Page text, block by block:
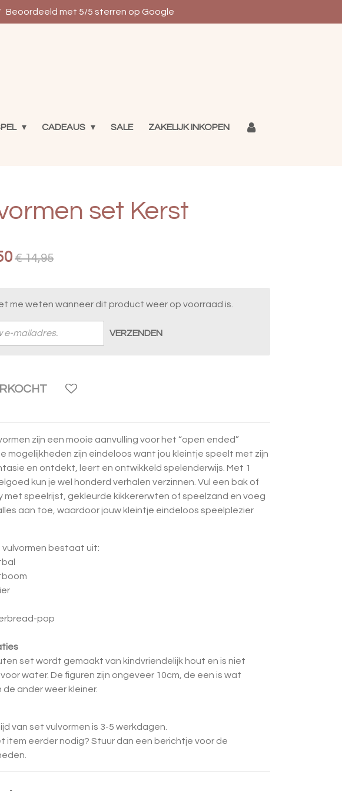
Beoordeeld met 5/5 sterren op Google
CADEAUS SALE ZAKELIJK INKOPEN
set Kerst
€ 14,95
me weten wanneer dit product weer op voorraad is.
VERZENDEN
zijn een mooie aanvulling voor het “open ended”
mogelijkheden zijn eindeloos want jou kleintje speelt met zijn
en ontdekt, leert en ontwikkeld spelenderwijs. Met 1
kun je wel honderd verhalen verzinnen. Vul een bak of
met speelrijst, gekleurde kikkererwten of speelzand en voeg
aan toe, waardoor jouw kleintje eindeloos speelplezier
vulvormen bestaat uit:
pop
set wordt gemaakt van kindvriendelijk hout en is niet
water. De figuren zijn ongeveer 10cm, de een is wat
de ander weer kleiner.
van set vulvormen is 3-5 werkdagen.
item eerder nodig? Stuur dan een berichtje voor de